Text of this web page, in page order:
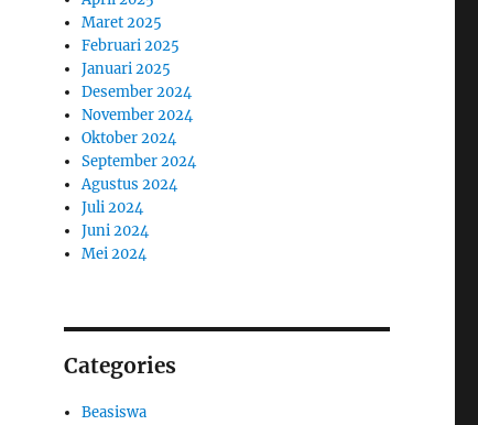
Maret 2025
Februari 2025
Januari 2025
Desember 2024
November 2024
Oktober 2024
September 2024
Agustus 2024
Juli 2024
Juni 2024
Mei 2024
Categories
Beasiswa